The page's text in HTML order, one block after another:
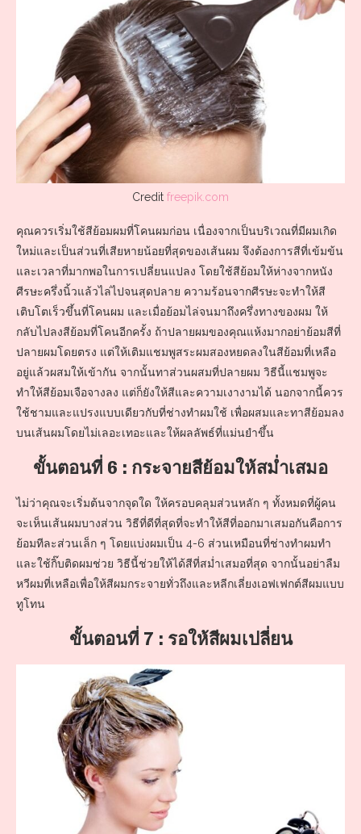
Credit freepik.com
คุณควรเริ่มใช้สีย้อมผมที่โคนผมก่อน เนื่องจากเป็นบริเวณที่มีผมเกิด
ใหม่และเป็นส่วนที่เสียหายน้อยที่สุดของเส้นผม จึงต้องการสีที่เข้มข้น
และเวลาที่มากพอในการเปลี่ยนแปลง โดยใช้สีย้อมให้ห่างจากหนัง
ศีรษะครึ่งนิ้วแล้วไล่ไปจนสุดปลาย ความร้อนจากศีรษะจะทำให้สี
เติบโตเร็วขึ้นที่โคนผม และเมื่อย้อมไล่จนมาถึงครึ่งทางของผม ให้
กลับไปลงสีย้อมที่โคนอีกครั้ง ถ้าปลายผมของคุณแห้งมากอย่าย้อมสีที่
ปลายผมโดยตรง แต่ให้เติมแชมพูสระผมสองหยดลงในสีย้อมที่เหลือ
อยู่แล้วผสมให้เข้ากัน จากนั้นทาส่วนผสมที่ปลายผม วิธีนี้แชมพูจะ
ทำให้สีย้อมเจือจางลง แต่ก็ยังให้สีและความเงางามได้ นอกจากนี้ควร
ใช้ชามและแปรงแบบเดียวกับที่ช่างทำผมใช้ เพื่อผสมและทาสีย้อมลง
บนเส้นผมโดยไม่เลอะเทอะและให้ผลลัพธ์ที่แม่นยำขึ้น
ขั้นตอนที่ 6 : กระจายสีย้อมให้สม่ำเสมอ
ไม่ว่าคุณจะเริ่มต้นจากจุดใด ให้ครอบคลุมส่วนหลัก ๆ ทั้งหมดที่ผู้คน
จะเห็นเส้นผมบางส่วน วิธีที่ดีที่สุดที่จะทำให้สีที่ออกมาเสมอกันคือการ
ย้อมทีละส่วนเล็ก ๆ โดยแบ่งผมเป็น 4-6 ส่วนเหมือนที่ช่างทำผมทำ
และใช้กิ๊บติดผมช่วย วิธีนี้ช่วยให้ได้สีที่สม่ำเสมอที่สุด จากนั้นอย่าลืม
หวีผมที่เหลือเพื่อให้สีผมกระจายทั่วถึงและหลีกเลี่ยงเอฟเฟกต์สีผมแบบ
ทูโทน
ขั้นตอนที่ 7 : รอให้สีผมเปลี่ยน